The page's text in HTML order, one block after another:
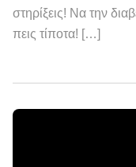
στηρίξεις! Να την
πεις τίποτα! […]